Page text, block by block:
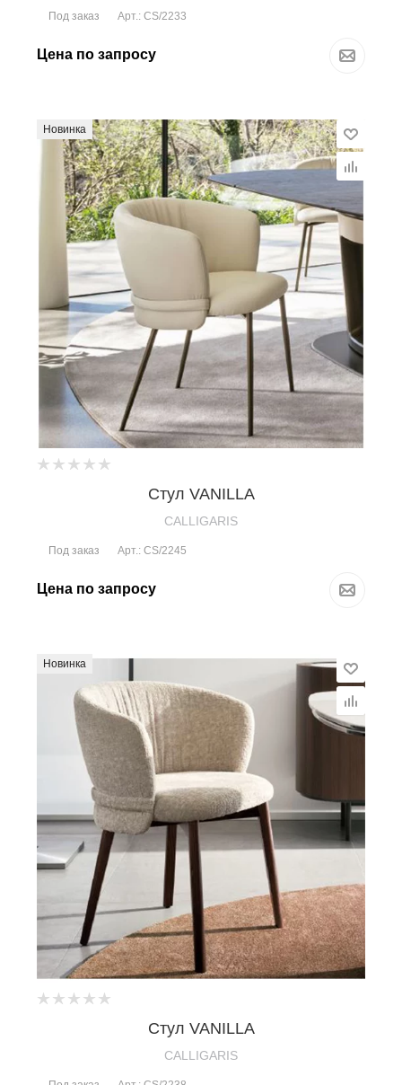
Под заказ Арт.: CS/2233
Цена по запросу
Новинка
Стул VANILLA
CALLIGARIS
Под заказ Арт.: CS/2245
Цена по запросу
Новинка
Стул VANILLA
CALLIGARIS